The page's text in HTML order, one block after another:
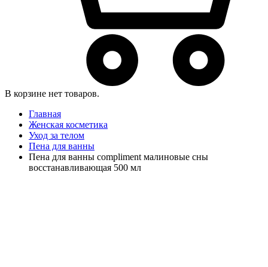
В корзине нет товаров.
Главная
Женская косметика
Уход за телом
Пена для ванны
Пена для ванны compliment малиновые сны
восстанавливающая 500 мл